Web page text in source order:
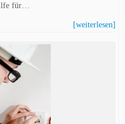
für…
[weiterlesen]